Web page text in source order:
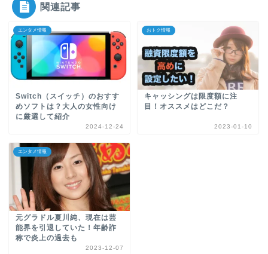
関連記事
エンタメ情報
Switch（スイッチ）のおすす
めソフトは？大人の女性向け
に厳選して紹介
2024-12-24
おトク情報
キャッシングは限度額に注
目！オススメはどこだ？
2023-01-10
エンタメ情報
元グラドル夏川純、現在は芸
能界を引退していた！年齢詐
称で炎上の過去も
2023-12-07